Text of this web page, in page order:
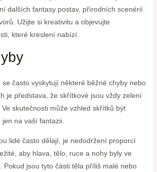
dalších fantasy postav, přírodních scenérií
Užijte si kreativitu a objevujte
které kreslení nabízí.
často vyskytují některé běžné chyby nebo
je představa, že skřítkové jsou vždy zelení
skutečnosti může vzhled skřítků být
na vaší fantazii.
lidé často dělají, je nedodržení proporcí
aby hlava, tělo, ruce a nohy byly ve
Pokud jsou tyto části těla příliš malé nebo